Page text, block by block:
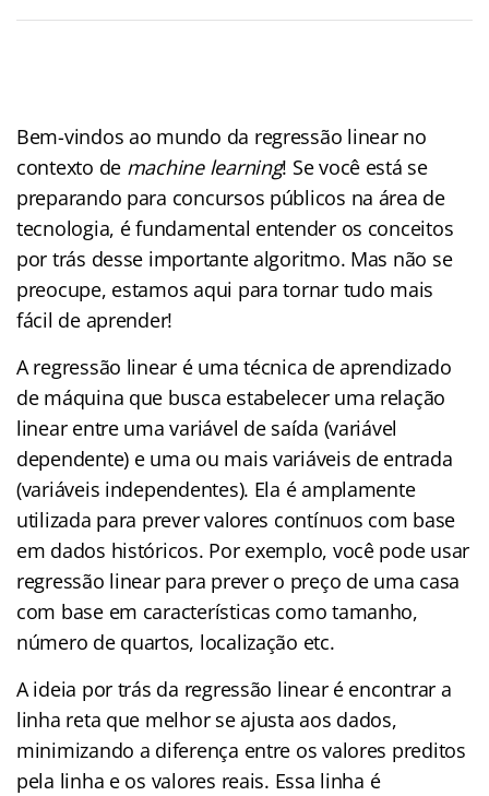
Bem-vindos ao mundo da regressão linear no
contexto de machine learning! Se você está se
preparando para concursos públicos na área de
tecnologia, é fundamental entender os conceitos
por trás desse importante algoritmo. Mas não se
preocupe, estamos aqui para tornar tudo mais
fácil de aprender!
A regressão linear é uma técnica de aprendizado
de máquina que busca estabelecer uma relação
linear entre uma variável de saída (variável
dependente) e uma ou mais variáveis de entrada
(variáveis independentes). Ela é amplamente
utilizada para prever valores contínuos com base
em dados históricos. Por exemplo, você pode usar
regressão linear para prever o preço de uma casa
com base em características como tamanho,
número de quartos, localização etc.
A ideia por trás da regressão linear é encontrar a
linha reta que melhor se ajusta aos dados,
minimizando a diferença entre os valores preditos
pela linha e os valores reais. Essa linha é